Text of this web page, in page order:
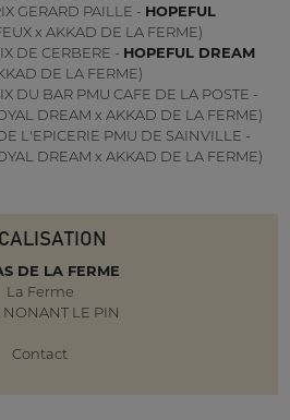
GERARD PAILLE - HOPEFUL
x AKKAD DE LA FERME)
DE CERBERE - HOPEFUL DREAM
DE LA FERME)
DU BAR PMU CAFE DE LA POSTE -
DREAM x AKKAD DE LA FERME)
L'EPICERIE PMU DE SAINVILLE -
DREAM x AKKAD DE LA FERME)
DE LA FERME
La Ferme
NONANT LE PIN
Contact